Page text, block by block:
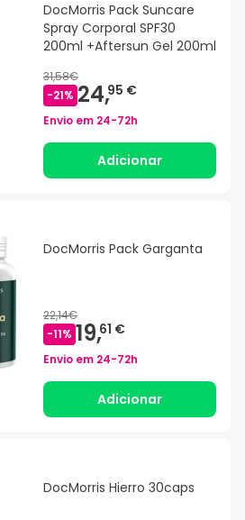
DocMorris Pack Suncare
Spray Corporal SPF30
200ml +Aftersun Gel 200ml
31,58€
-21% 24,95 €
Envio em 24-72h
Adicionar
DocMorris Pack Garganta
22,14€
-11% 19,61 €
Envio em 24-72h
Adicionar
DocMorris Hierro 30caps